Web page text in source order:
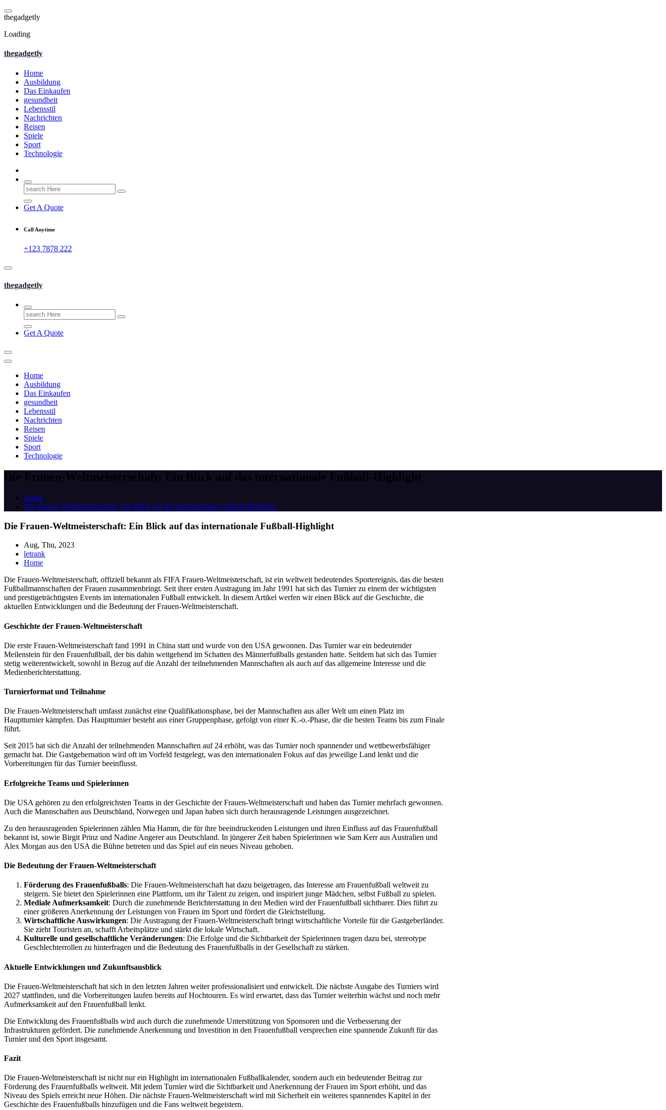
Skip
to
thegadgetly
Loading
thegadgetly
Home
Ausbildung
Das Einkaufen
gesundheit
Lebensstil
Nachrichten
Reisen
Spiele
Sport
Technologie
Search
for:
Get A Quote
Call Anytime
+123 7878 222
thegadgetly
Search
for:
Get A Quote
Home
Ausbildung
Das Einkaufen
gesundheit
Lebensstil
Nachrichten
Reisen
Spiele
Sport
Technologie
Die Frauen-Weltmeisterschaft: Ein Blick auf das internationale Fußball-Highlight
Home
Die Frauen-Weltmeisterschaft: Ein Blick auf das internationale Fußball-Highlight
Die Frauen-Weltmeisterschaft: Ein Blick auf das internationale Fußball-Highlight
Aug, Thu, 2023
letrank
Home
Die Frauen-Weltmeisterschaft, offiziell bekannt als FIFA Frauen-Weltmeisterschaft, ist ein weltweit bedeutendes Sportereignis, das die besten
Fußballmannschaften der Frauen zusammenbringt. Seit ihrer ersten Austragung im Jahr 1991 hat sich das Turnier zu einem der wichtigsten
und prestigeträchtigsten Events im internationalen Fußball entwickelt. In diesem Artikel werfen wir einen Blick auf die Geschichte, die
aktuellen Entwicklungen und die Bedeutung der Frauen-Weltmeisterschaft.
Geschichte der Frauen-Weltmeisterschaft
Die erste Frauen-Weltmeisterschaft fand 1991 in China statt und wurde von den USA gewonnen. Das Turnier war ein bedeutender
Meilenstein für den Frauenfußball, der bis dahin weitgehend im Schatten des Männerfußballs gestanden hatte. Seitdem hat sich das Turnier
stetig weiterentwickelt, sowohl in Bezug auf die Anzahl der teilnehmenden Mannschaften als auch auf das allgemeine Interesse und die
Medienberichterstattung.
Turnierformat und Teilnahme
Die Frauen-Weltmeisterschaft umfasst zunächst eine Qualifikationsphase, bei der Mannschaften aus aller Welt um einen Platz im
Hauptturnier kämpfen. Das Hauptturnier besteht aus einer Gruppenphase, gefolgt von einer K.-o.-Phase, die die besten Teams bis zum Finale
führt.
Seit 2015 hat sich die Anzahl der teilnehmenden Mannschaften auf 24 erhöht, was das Turnier noch spannender und wettbewerbsfähiger
gemacht hat. Die Gastgebernation wird oft im Vorfeld festgelegt, was den internationalen Fokus auf das jeweilige Land lenkt und die
Vorbereitungen für das Turnier beeinflusst.
Erfolgreiche Teams und Spielerinnen
Die USA gehören zu den erfolgreichsten Teams in der Geschichte der Frauen-Weltmeisterschaft und haben das Turnier mehrfach gewonnen.
Auch die Mannschaften aus Deutschland, Norwegen und Japan haben sich durch herausragende Leistungen ausgezeichnet.
Zu den herausragenden Spielerinnen zählen Mia Hamm, die für ihre beeindruckenden Leistungen und ihren Einfluss auf das Frauenfußball
bekannt ist, sowie Birgit Prinz und Nadine Angerer aus Deutschland. In jüngerer Zeit haben Spielerinnen wie Sam Kerr aus Australien und
Alex Morgan aus den USA die Bühne betreten und das Spiel auf ein neues Niveau gehoben.
Die Bedeutung der Frauen-Weltmeisterschaft
Förderung des Frauenfußballs: Die Frauen-Weltmeisterschaft hat dazu beigetragen, das Interesse am Frauenfußball weltweit zu
steigern. Sie bietet den Spielerinnen eine Plattform, um ihr Talent zu zeigen, und inspiriert junge Mädchen, selbst Fußball zu spielen.
Mediale Aufmerksamkeit: Durch die zunehmende Berichterstattung in den Medien wird der Frauenfußball sichtbarer. Dies führt zu
einer größeren Anerkennung der Leistungen von Frauen im Sport und fördert die Gleichstellung.
Wirtschaftliche Auswirkungen: Die Austragung der Frauen-Weltmeisterschaft bringt wirtschaftliche Vorteile für die Gastgeberländer.
Sie zieht Touristen an, schafft Arbeitsplätze und stärkt die lokale Wirtschaft.
Kulturelle und gesellschaftliche Veränderungen: Die Erfolge und die Sichtbarkeit der Spielerinnen tragen dazu bei, stereotype
Geschlechterrollen zu hinterfragen und die Bedeutung des Frauenfußballs in der Gesellschaft zu stärken.
Aktuelle Entwicklungen und Zukunftsausblick
Die Frauen-Weltmeisterschaft hat sich in den letzten Jahren weiter professionalisiert und entwickelt. Die nächste Ausgabe des Turniers wird
2027 stattfinden, und die Vorbereitungen laufen bereits auf Hochtouren. Es wird erwartet, dass das Turnier weiterhin wächst und noch mehr
Aufmerksamkeit auf den Frauenfußball lenkt.
Die Entwicklung des Frauenfußballs wird auch durch die zunehmende Unterstützung von Sponsoren und die Verbesserung der
Infrastrukturen gefördert. Die zunehmende Anerkennung und Investition in den Frauenfußball versprechen eine spannende Zukunft für das
Turnier und den Sport insgesamt.
Fazit
Die Frauen-Weltmeisterschaft ist nicht nur ein Highlight im internationalen Fußballkalender, sondern auch ein bedeutender Beitrag zur
Förderung des Frauenfußballs weltweit. Mit jedem Turnier wird die Sichtbarkeit und Anerkennung der Frauen im Sport erhöht, und das
Niveau des Spiels erreicht neue Höhen. Die nächste Frauen-Weltmeisterschaft wird mit Sicherheit ein weiteres spannendes Kapitel in der
Geschichte des Frauenfußballs hinzufügen und die Fans weltweit begeistern.